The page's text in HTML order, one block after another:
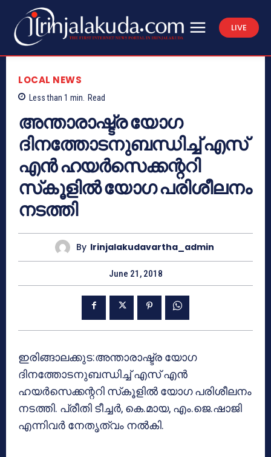
LIVE
LOCAL NEWS
Less than 1 min. Read
അന്താരാഷ്ട്ര യോഗ
ദിനത്തോടനുബന്ധിച്ച് എസ്
എന്‍ ഹയര്‍സെക്കന്ററി
സ്‌കൂളില്‍ യോഗ പരിശീലനം
നടത്തി
By Irinjalakudavartha_admin
June 21, 2018
ഇരിങ്ങാലക്കുട:അന്താരാഷ്ട്ര യോഗ
ദിനത്തോടനുബന്ധിച്ച് എസ് എന്‍
ഹയര്‍സെക്കന്ററി സ്‌കൂളില്‍ യോഗ പരിശീലനം
നടത്തി. പ്രീതി ടീച്ചര്‍, കെ.മായ, എം.ജെ.ഷാജി
എന്നിവര്‍ നേതൃത്വം നല്‍കി.